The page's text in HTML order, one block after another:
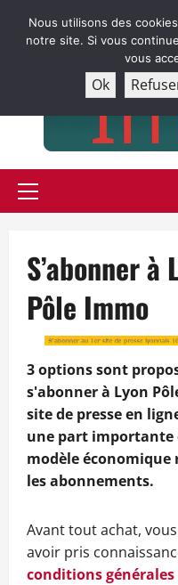
Menu
S’abonner à
Pôle Immo
3 options sont
s'abonner à Lyon
site de presse en
une part importante
modèle économique
les abonnements.
Avant tout achat,
avoir pris
conditions générales
Nous utilisons des
notre site. Si vous
vous
Ok